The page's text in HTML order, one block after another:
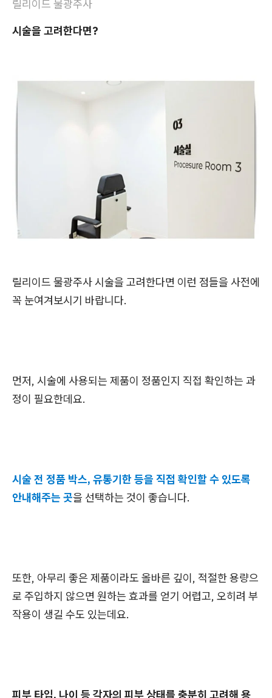
릴리이드 물광주사
시술을 고려한다면?
릴리이드 물광주사 시술을 고려한다면 이런 점들을 사전에
꼭 눈여겨보시기 바랍니다.
먼저, 시술에 사용되는 제품이 정품인지 직접 확인하는 과
정이 필요한데요.
시술 전 정품 박스, 유통기한 등을 직접 확인할 수 있도록
안내해주는 곳을 선택하는 것이 좋습니다.
또한, 아무리 좋은 제품이라도 올바른 깊이, 적절한 용량으
로 주입하지 않으면 원하는 효과를 얻기 어렵고, 오히려 부
작용이 생길 수도 있는데요.
피부 타입, 나이 등 각자의 피부 상태를 충분히 고려해 용